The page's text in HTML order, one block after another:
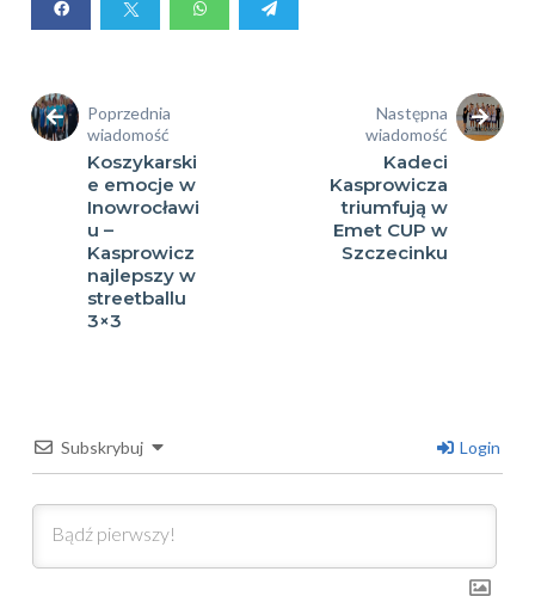
Poprzednia
wiadomość
Koszykarski
e emocje w
Inowrocławi
u –
Kasprowicz
najlepszy w
streetballu
3×3
Następna
wiadomość
Kadeci
Kasprowicza
triumfują w
Emet CUP w
Szczecinku
Subskrybuj Login